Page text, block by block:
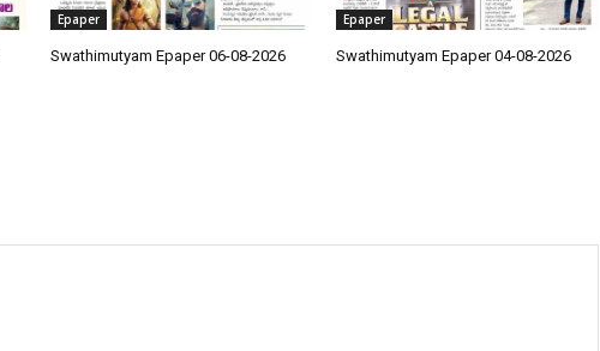
Epaper
Swathimutyam Epaper 06-08-2026
Epaper
Swathimutyam Epaper 04-08-2026